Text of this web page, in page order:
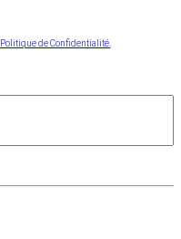
Politique de Confidentialité.